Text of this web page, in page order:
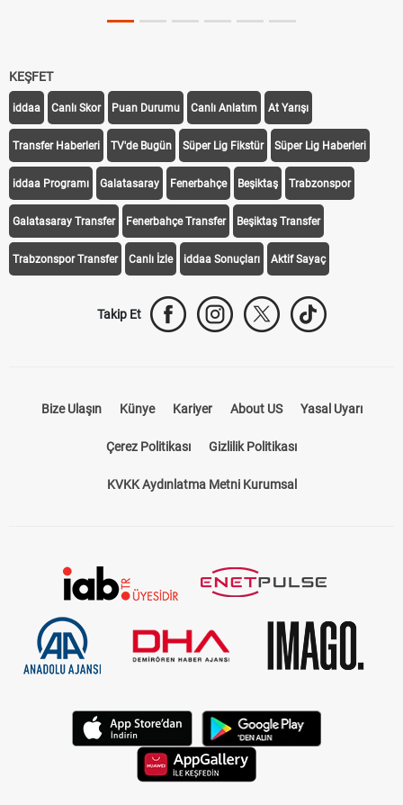
KEŞFET
iddaa Canlı Skor Puan Durumu Canlı Anlatım At Yarışı
Transfer Haberleri TV'de Bugün Süper Lig Fikstür Süper Lig Haberleri
iddaa Programı Galatasaray Fenerbahçe Beşiktaş Trabzonspor
Galatasaray Transfer Fenerbahçe Transfer Beşiktaş Transfer
Trabzonspor Transfer Canlı İzle iddaa Sonuçları Aktif Sayaç
Takip Et
Bize Ulaşın Künye Kariyer About US Yasal Uyarı
Çerez Politikası Gizlilik Politikası
KVKK Aydınlatma Metni Kurumsal